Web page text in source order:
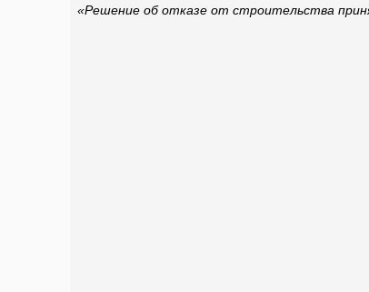
«Решение об отказе от строительства